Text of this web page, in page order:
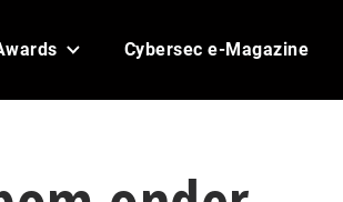
Cybersec e-Magazine